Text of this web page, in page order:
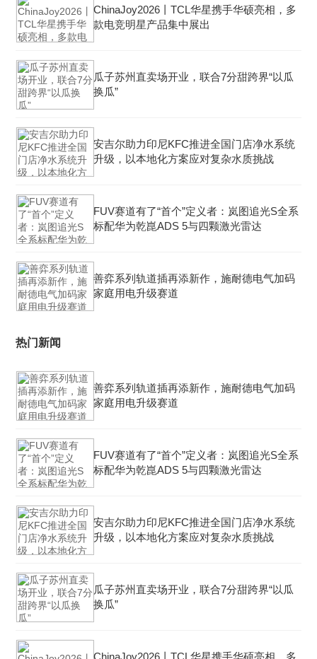
ChinaJoy2026丨TCL华星携手华硕亮相，多
款电竞明星产品集中展出
瓜子苏州直卖场开业，联合7分甜跨界“以瓜
换瓜”
安吉尔助力印尼KFC推进全国门店净水系统
升级，以本地化方案应对复杂水质挑战
FUV赛道有了“首个”定义者：岚图追光S全系
标配华为乾崑ADS 5与四颗激光雷达
善弈系列轨道插再添新作，施耐德电气加码
家庭用电升级赛道
热门新闻
善弈系列轨道插再添新作，施耐德电气加码
家庭用电升级赛道
FUV赛道有了“首个”定义者：岚图追光S全系
标配华为乾崑ADS 5与四颗激光雷达
安吉尔助力印尼KFC推进全国门店净水系统
升级，以本地化方案应对复杂水质挑战
瓜子苏州直卖场开业，联合7分甜跨界“以瓜
换瓜”
ChinaJoy2026丨TCL华星携手华硕亮相，多